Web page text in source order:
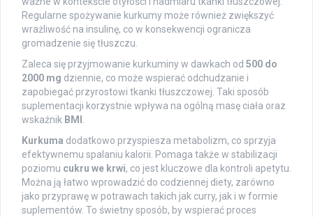
Regularne spożywanie kurkumy może również zwiększyć
wrażliwość na insulinę, co w konsekwencji ogranicza
gromadzenie się tłuszczu.
Zaleca się przyjmowanie kurkuminy w dawkach od 500 do
2000 mg dziennie, co może wspierać odchudzanie i
zapobiegać przyrostowi tkanki tłuszczowej. Taki sposób
suplementacji korzystnie wpływa na ogólną masę ciała oraz
wskaźnik BMI
Kurkuma dodatkowo przyspiesza metabolizm, co sprzyja
efektywnemu spalaniu kalorii. Pomaga także w stabilizacji
poziomu cukru we krwi, co jest kluczowe dla kontroli apetytu.
Można ją łatwo wprowadzić do codziennej diety, zarówno
jako przyprawę w potrawach takich jak curry, jak i w formie
suplementów. To świetny sposób, by wspierać proces